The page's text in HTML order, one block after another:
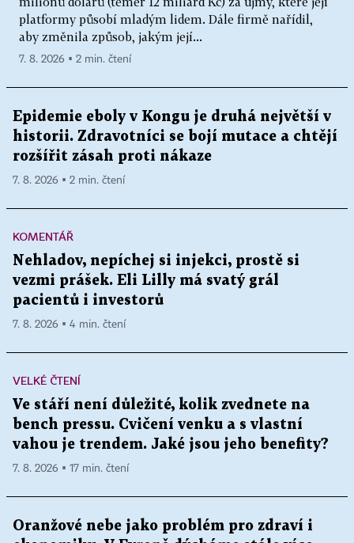
platformy působí mladým lidem. Dále firmě nařídil,
aby změnila způsob, jakým její...
7. 8. 2026 ▪ 2 min. čtení
Epidemie eboly v Kongu je druhá největší v
historii. Zdravotníci se bojí mutace a chtějí
rozšířit zásah proti nákaze
7. 8. 2026 ▪ 2 min. čtení
KOMENTÁŘ
Nehladov, nepíchej si injekci, prostě si
vezmi prášek. Eli Lilly má svatý grál
pacientů i investorů
7. 8. 2026 ▪ 4 min. čtení
VELKÉ ČTENÍ
Ve stáří není důležité, kolik zvednete na
bench pressu. Cvičení venku a s vlastní
vahou je trendem. Jaké jsou jeho benefity?
7. 8. 2026 ▪ 17 min. čtení
Oranžové nebe jako problém pro zdraví i